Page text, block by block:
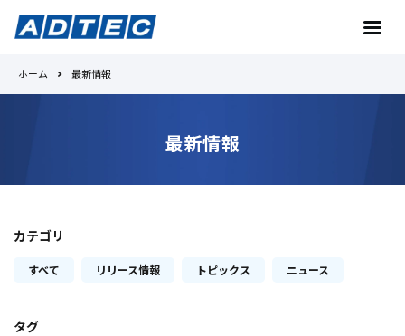
お問い合わせ
ホーム 最新情報
最新情報
カテゴリ
すべて リリース情報 トピックス ニュース
タグ